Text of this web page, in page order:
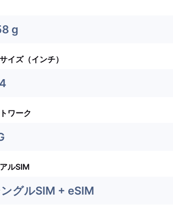
g
イズ（インチ）
ワーク
ルSIM
グルSIM + eSIM